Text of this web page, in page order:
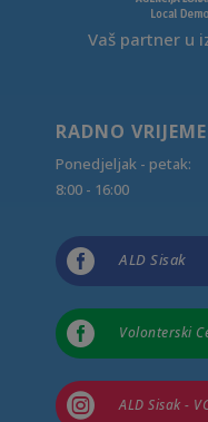
Vaš partner u
RADNO
Ponedjeljak - petak:
8:00 - 16:00
 ALD Sisak
 Volonterski
 ALD Sisak -